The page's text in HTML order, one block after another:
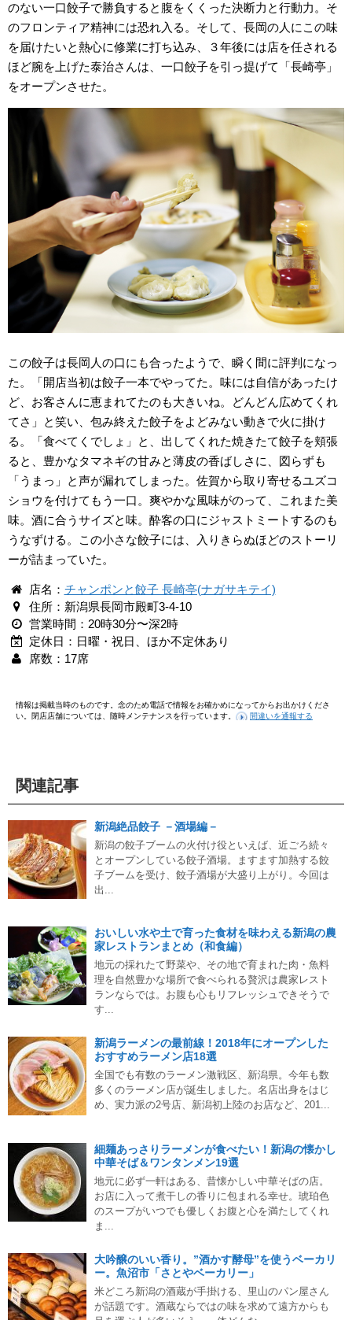
のない一口餃子で勝負すると腹をくくった決断力と行動力。そ
のフロンティア精神には恐れ入る。そして、長岡の人にこの味
を届けたいと熱心に修業に打ち込み、３年後には店を任される
ほど腕を上げた泰治さんは、一口餃子を引っ提げて「長崎亭」
をオープンさせた。
この餃子は長岡人の口にも合ったようで、瞬く間に評判になっ
た。「開店当初は餃子一本でやってた。味には自信があったけ
ど、お客さんに恵まれてたのも大きいね。どんどん広めてくれ
てさ」と笑い、包み終えた餃子をよどみない動きで火に掛け
る。「食べてくでしょ」と、出してくれた焼きたて餃子を頬張
ると、豊かなタマネギの甘みと薄皮の香ばしさに、図らずも
「うまっ」と声が漏れてしまった。佐賀から取り寄せるユズコ
ショウを付けてもう一口。爽やかな風味がのって、これまた美
味。酒に合うサイズと味。酔客の口にジャストミートするのも
うなずける。この小さな餃子には、入りきらぬほどのストーリ
ーが詰まっていた。
店名： チャンポンと餃子 長崎亭(ナガサキテイ)
住所：新潟県長岡市殿町3-4-10
営業時間：20時30分〜深2時
定休日：日曜・祝日、ほか不定休あり
席数：17席
情報は掲載当時のものです。念のため電話で情報をお確かめになってからお出かけくださ
い。閉店店舗については、随時メンテナンスを行っています。
間違いを通報する
関連記事
新潟絶品餃子 －酒場編－
新潟の餃子ブームの火付け役といえば、近ごろ続々
とオープンしている餃子酒場。ますます加熱する餃
子ブームを受け、餃子酒場が大盛り上がり。今回は
出...
おいしい水や土で育った食材を味わえる新潟の農
家レストランまとめ（和食編）
地元の採れたて野菜や、その地で育まれた肉・魚料
理を自然豊かな場所で食べられる贅沢は農家レスト
ランならでは。お腹も心もリフレッシュできそうで
す...
新潟ラーメンの最前線！2018年にオープンした
おすすめラーメン店18選
全国でも有数のラーメン激戦区、新潟県。今年も数
多くのラーメン店が誕生しました。名店出身をはじ
め、実力派の2号店、新潟初上陸のお店など、201...
細麺あっさりラーメンが食べたい！新潟の懐かし
中華そば＆ワンタンメン19選
地元に必ず一軒はある、昔懐かしい中華そばの店。
お店に入って煮干しの香りに包まれる幸せ。琥珀色
のスープがいつでも優しくお腹と心を満たしてくれ
ま...
大吟醸のいい香り。”酒かす酵母”を使うベーカリ
ー。魚沼市「さとやベーカリー」
米どころ新潟の酒蔵が手掛ける、里山のパン屋さん
が話題です。酒蔵ならではの味を求めて遠方からも